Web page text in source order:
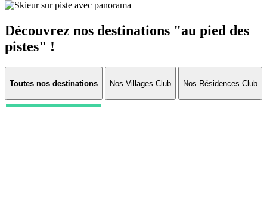
Découvrez nos destinations "au pied des
pistes" !
Toutes nos destinations Nos Villages Club Nos Résidences Club